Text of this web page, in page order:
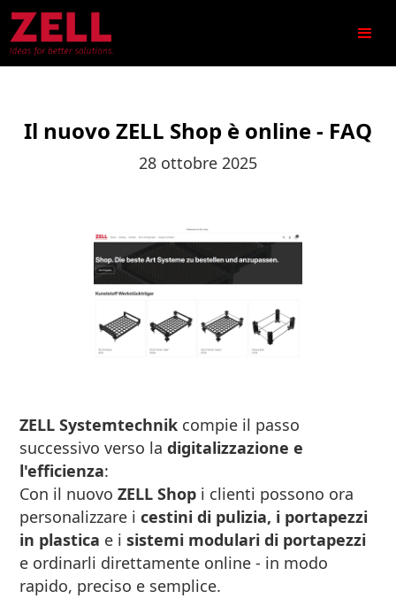
Il nuovo ZELL Shop è online - FAQ
28 ottobre 2025
ZELL Systemtechnik compie il passo
successivo verso ladigitalizzazione e
l'efficienza:
Con il nuovoZELL Shop i clienti possono ora
personalizzare icestini di pulizia, i portapezzi
in plastica e isistemi modulari di portapezzi
e ordinarli direttamente online - in modo
rapido, preciso e semplice.